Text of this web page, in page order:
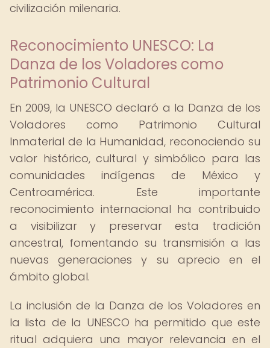
civilización milenaria.
Reconocimiento UNESCO: La
Danza de los Voladores como
Patrimonio Cultural
En 2009, la UNESCO declaró a la Danza de los
Voladores como Patrimonio Cultural
Inmaterial de la Humanidad, reconociendo su
valor histórico, cultural y simbólico para las
comunidades indígenas de México y
Centroamérica. Este importante
reconocimiento internacional ha contribuido
a visibilizar y preservar esta tradición
ancestral, fomentando su transmisión a las
nuevas generaciones y su aprecio en el
ámbito global.
La inclusión de la Danza de los Voladores en
la lista de la UNESCO ha permitido que este
ritual adquiera una mayor relevancia en el